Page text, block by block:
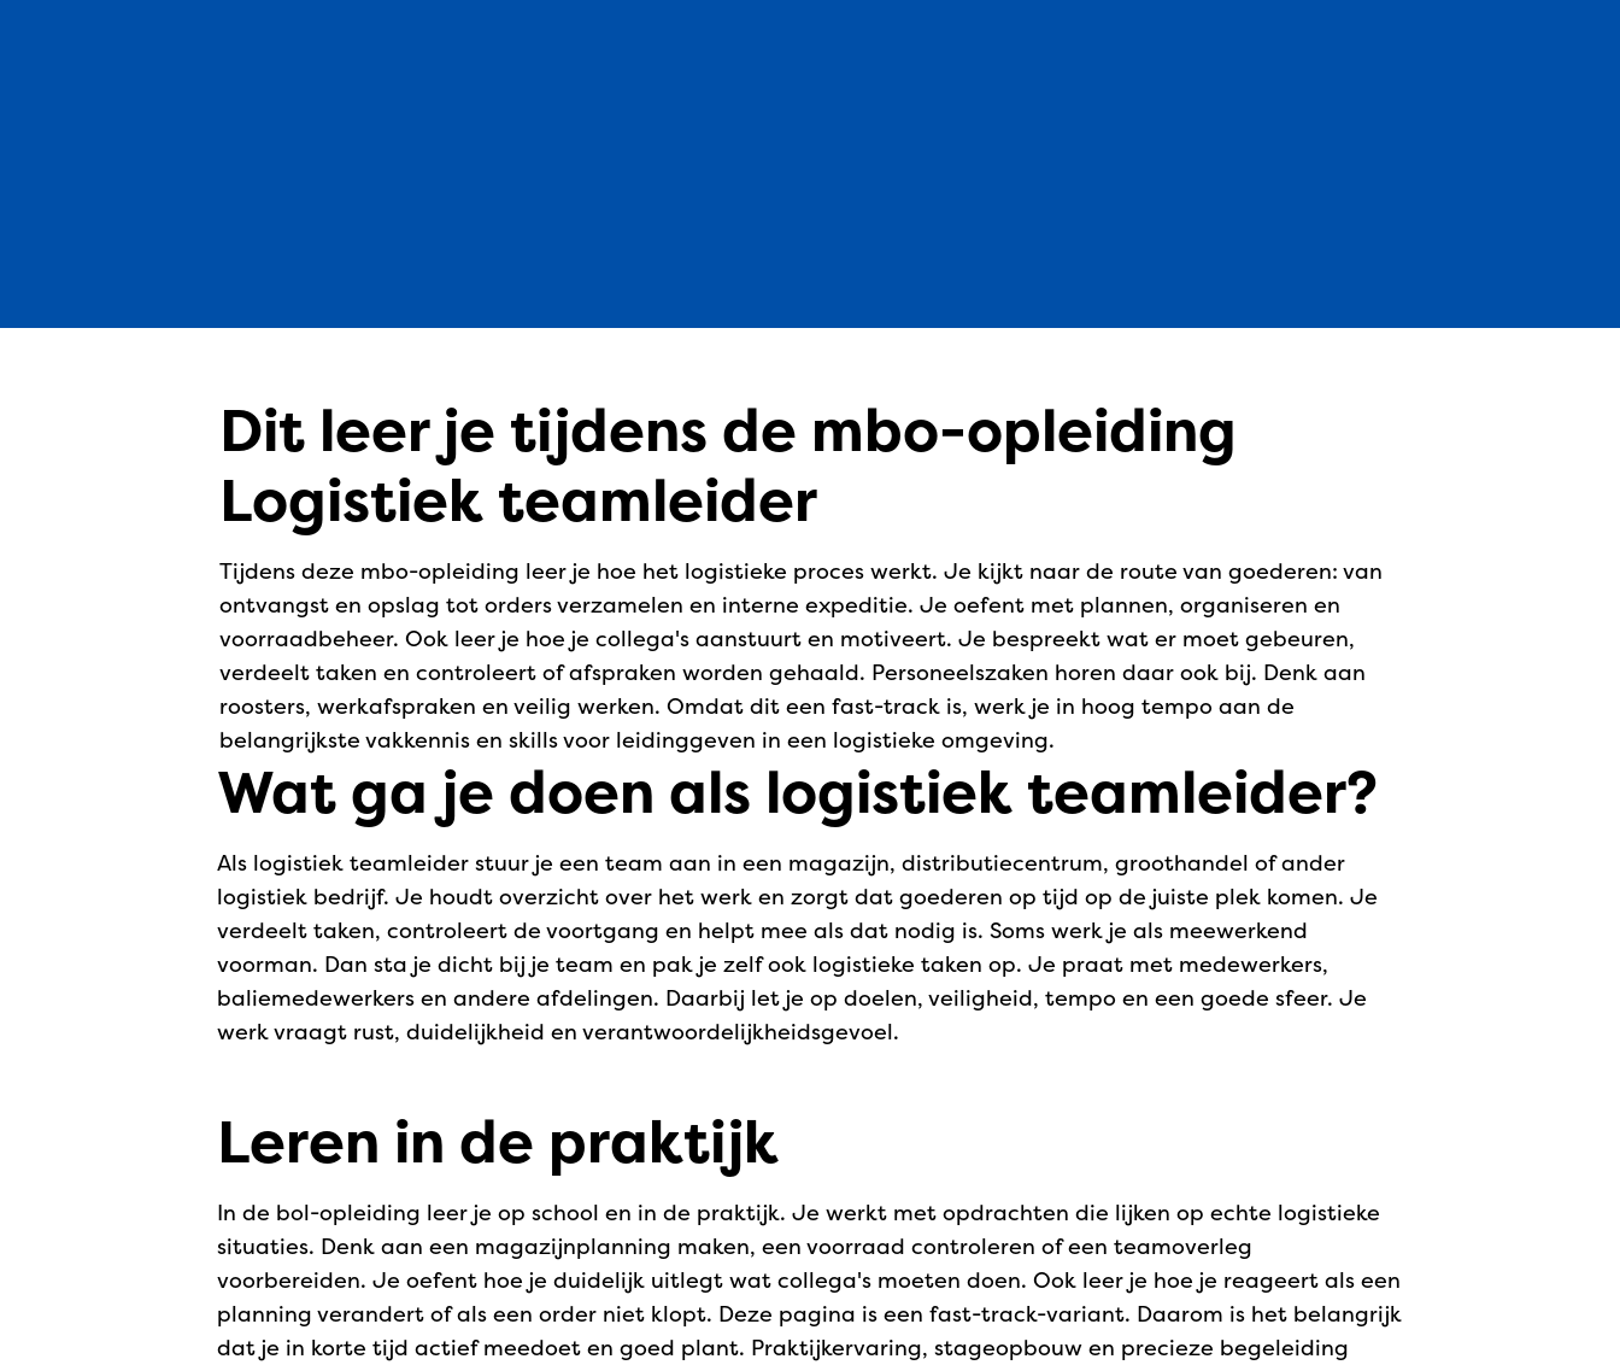
Dit leer je tijdens de mbo-opleiding
Logistiek teamleider
Tijdens deze mbo-opleiding leer je hoe het logistieke proces werkt. Je kijkt naar de route van goederen: van
ontvangst en opslag tot orders verzamelen en interne expeditie. Je oefent met plannen, organiseren en
voorraadbeheer. Ook leer je hoe je collega's aanstuurt en motiveert. Je bespreekt wat er moet gebeuren,
verdeelt taken en controleert of afspraken worden gehaald. Personeelszaken horen daar ook bij. Denk aan
roosters, werkafspraken en veilig werken. Omdat dit een fast-track is, werk je in hoog tempo aan de
belangrijkste vakkennis en skills voor leidinggeven in een logistieke omgeving.
Wat ga je doen als logistiek teamleider?
Als logistiek teamleider stuur je een team aan in een magazijn, distributiecentrum, groothandel of ander
logistiek bedrijf. Je houdt overzicht over het werk en zorgt dat goederen op tijd op de juiste plek komen. Je
verdeelt taken, controleert de voortgang en helpt mee als dat nodig is. Soms werk je als meewerkend
voorman. Dan sta je dicht bij je team en pak je zelf ook logistieke taken op. Je praat met medewerkers,
baliemedewerkers en andere afdelingen. Daarbij let je op doelen, veiligheid, tempo en een goede sfeer. Je
werk vraagt rust, duidelijkheid en verantwoordelijkheidsgevoel.
Leren in de praktijk
In de bol-opleiding leer je op school en in de praktijk. Je werkt met opdrachten die lijken op echte logistieke
situaties. Denk aan een magazijnplanning maken, een voorraad controleren of een teamoverleg
voorbereiden. Je oefent hoe je duidelijk uitlegt wat collega's moeten doen. Ook leer je hoe je reageert als een
planning verandert of als een order niet klopt. Deze pagina is een fast-track-variant. Daarom is het belangrijk
dat je in korte tijd actief meedoet en goed plant. Praktijkervaring, stageopbouw en precieze begeleiding